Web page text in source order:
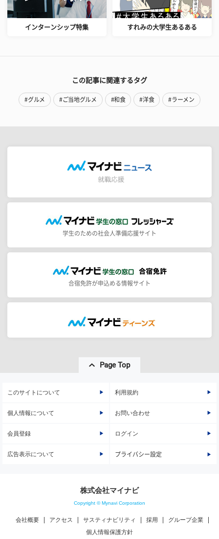
インターンシップ特集 すれみの大学生あるある
この記事に関連するタグ
#グルメ #ご当地グルメ #和食 #洋食 #ラーメン
学生のための社会人準備応援サイト
合宿免許が申込める情報サイト
Page Top
このサイトについて 利用規約
個人情報について お問い合わせ
会員登録 ログイン
広告表示について プライバシー設定
株式会社マイナビ
Copyright © Mynavi Corporation
会社概要 アクセス サスティナビリティ 採用
グループ企業
個人情報保護方針